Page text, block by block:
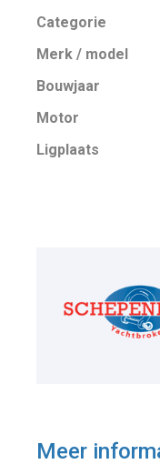
Categorie
Merk / model
Bouwjaar
Motor
Ligplaats
Meer